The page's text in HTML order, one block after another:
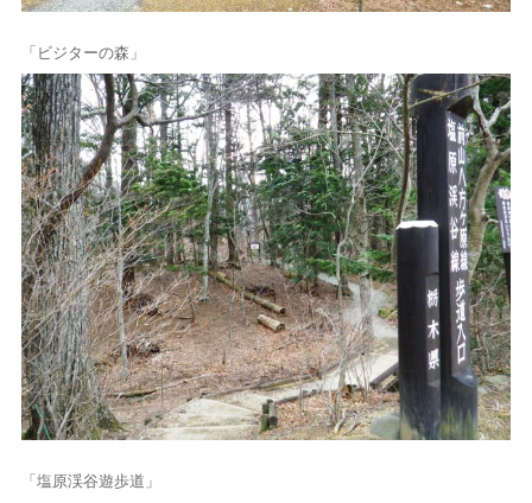
「ビジターの森」
「塩原渓谷遊歩道」